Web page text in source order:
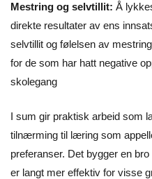
Mestring og selvtillit: Å
direkte resultater av ens
selvtillit og følelsen av
for de som har hatt negative
skolegang
I sum gir praktisk arbeid som
tilnærming til læring som
preferanser. Det bygger en
er langt mer effektiv for visse